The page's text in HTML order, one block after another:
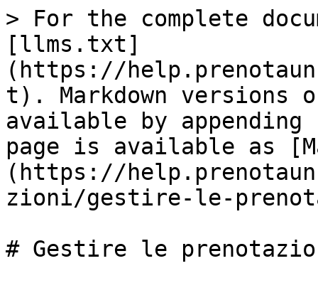
> For the complete
[llms.txt]
(https://
t). Markdown versions
available by
page is available as
(https://
zioni/gestire-le-
# Gestire le